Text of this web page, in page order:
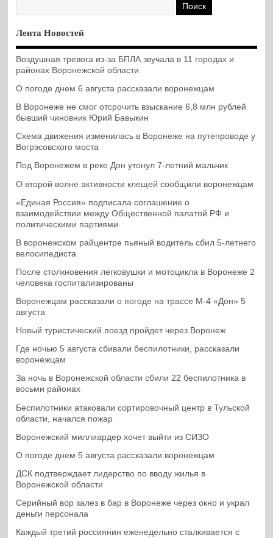
Лента Новостей
Воздушная тревога из-за БПЛА звучала в 11 городах и
районах Воронежской области
О погоде днем 6 августа рассказали воронежцам
В Воронеже не смог отсрочить взыскание 6,8 млн рублей
бывший чиновник Юрий Бавыкин
Схема движения изменилась в Воронеже на путепроводе у
Вогрэсовского моста
Под Воронежем в реке Дон утонул 7-летний мальчик
О второй волне активности клещей сообщили воронежцам
«Единая Россия» подписала соглашение о
взаимодействии между Общественной палатой РФ и
политическими партиями
В воронежском райцентре пьяный водитель сбил 5-летнего
велосипедиста
После столкновения легковушки и мотоцикла в Воронеже 2
человека госпитализированы
Воронежцам рассказали о погоде на трассе М-4 «Дон» 5
августа
Новый туристический поезд пройдет через Воронеж
Где ночью 5 августа сбивали беспилотники, рассказали
воронежцам
За ночь в Воронежской области сбили 22 беспилотника в
восьми районах
Беспилотники атаковали сортировочный центр в Тульской
области, начался пожар
Воронежский миллиардер хочет выйти из СИЗО
О погоде днем 5 августа рассказали воронежцам
ДСК подтверждает лидерство по вводу жилья в
Воронежской области
Серийный вор залез в бар в Воронеже через окно и украл
деньги персонала
Каждый третий россиянин еженедельно сталкивается с